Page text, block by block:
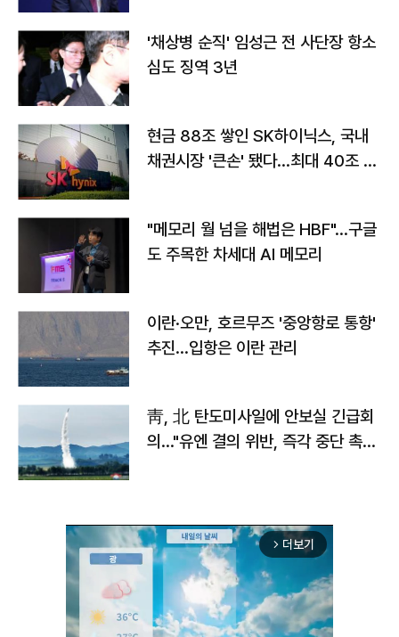
'채상병 순직' 임성근 전 사단장 항소
심도 징역 3년
현금 88조 쌓인 SK하이닉스, 국내
채권시장 '큰손' 됐다…최대 40조 투
"메모리 월 넘을 해법은 HBF"…구글
도 주목한 차세대 AI 메모리
이란·오만, 호르무즈 '중앙항로 통항'
추진…입항은 이란 관리
靑, 北 탄도미사일에 안보실 긴급회
의…"유엔 결의 위반, 즉각 중단 촉
arrow_forward_ios 더보기